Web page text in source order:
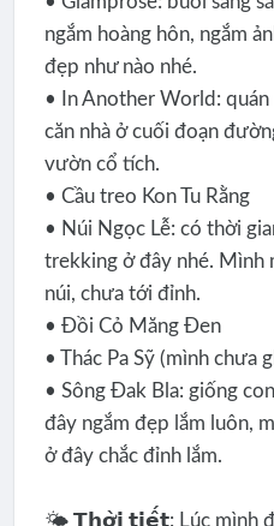
ngắm hoàng hôn, ngắm
đẹp như nào nhé.
• In Another World:
căn nhà ở cuối đoạn
vườn cổ tích.
• Cầu treo Kon Tu Rằng
• Núi Ngọc Lễ: có thời
trekking ở đây nhé. Mình
núi, chưa tới đỉnh.
• Đồi Cỏ Măng Đen
• Thác Pa Sỹ (mình chưa
• Sông Đak Bla: giống
đây ngắm đẹp lắm luôn,
ở đây chắc đỉnh lắm.
🌤️ 𝗧𝗵𝗼̛̀𝗶 𝘁𝗶𝗲̂́𝘁: Lúc mình